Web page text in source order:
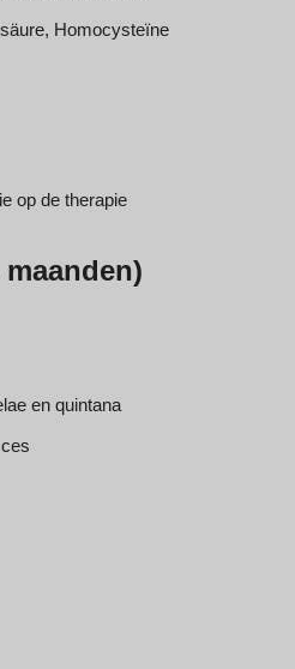
Homocysteïne
op de therapie
en quintana